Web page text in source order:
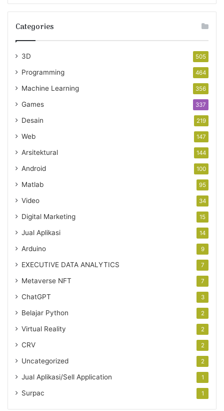
Categories
3D 505
Programming 464
Machine Learning 356
Games 337
Desain 219
Web 147
Arsitektural 144
Android 100
Matlab 95
Video 34
Digital Marketing 15
Jual Aplikasi 14
Arduino 9
EXECUTIVE DATA ANALYTICS 7
Metaverse NFT 7
ChatGPT 3
Belajar Python 2
Virtual Reality 2
CRV 2
Uncategorized 2
Jual Aplikasi/Sell Application 1
Surpac 1